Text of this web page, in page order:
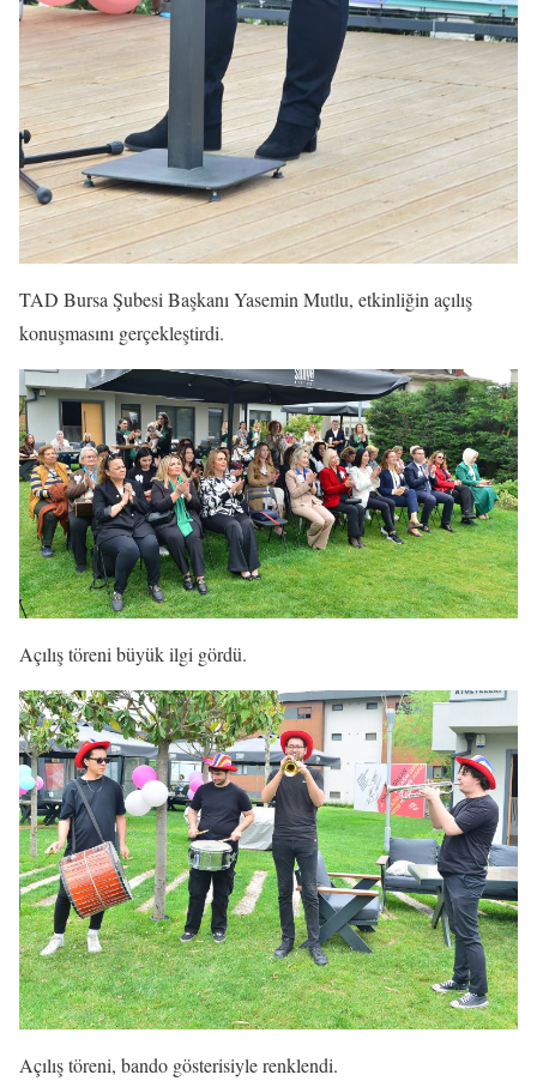
TAD Bursa Şubesi Başkanı Yasemin Mutlu, etkinliğin açılış
konuşmasını gerçekleştirdi.
Açılış töreni büyük ilgi gördü.
Açılış töreni, bando gösterisiyle renklendi.